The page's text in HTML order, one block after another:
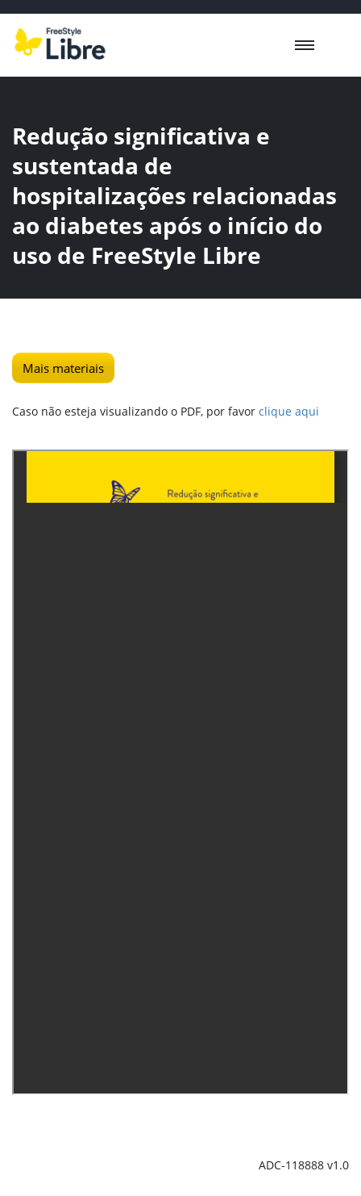
Redução significativa e
sustentada de
hospitalizações relacionadas
ao diabetes após o início do
uso de FreeStyle Libre
Mais materiais
Caso não esteja visualizando o PDF, por favor clique aqui
ADC-118888 v1.0